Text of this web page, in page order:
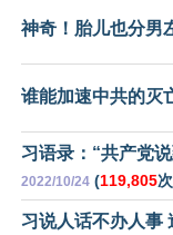
神奇！胎儿也分男
谁能加速中共的灭
习语录：“共产党
2022/10/24 (119,805
习说人话不办人事